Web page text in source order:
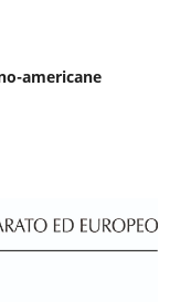
americane